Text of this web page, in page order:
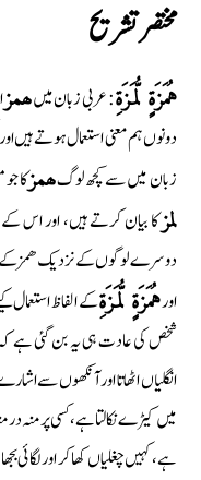
مختصر تشريح
هُمَزَةٍ لُّمَزَةِ: عربی زبان میںھمز
دونوں ہم معنی استعمال ہوتے ہیں
زبان میں سے کچھ لوگھمزکا
لمزکا بیان کرتے ہیں، اور اس
دوسرے لوگوں کے نزدیک ھمز کے
اورهُمَزَةٍ لُّمَزَةِکے الفاظ استعمال
شخص کی عادت ہی یہ بن گئی ہے کہ
انگلیاں اٹھاتا اور آنکھوں سے
میں کیڑے نکالتا ہے، کسی پر منہ در
ہے، کہیں چغلیاں کھا کر اور لگائی